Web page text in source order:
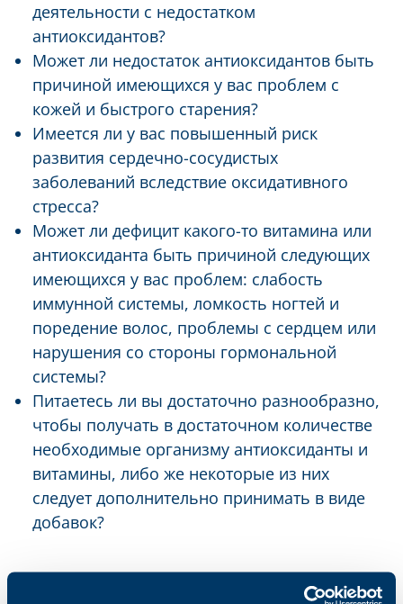
деятельности с недостатком
антиоксидантов?
Может ли недостаток антиоксидантов быть
причиной имеющихся у вас проблем с
кожей и быстрого старения?
Имеется ли у вас повышенный риск
развития сердечно-сосудистых
заболеваний вследствие оксидативного
стресса?
Может ли дефицит какого-то витамина или
антиоксиданта быть причиной следующих
имеющихся у вас проблем: слабость
иммунной системы, ломкость ногтей и
поредение волос, проблемы с сердцем или
нарушения со стороны гормональной
системы?
Питаетесь ли вы достаточно разнообразно,
чтобы получать в достаточном количестве
необходимые организму антиоксиданты и
витамины, либо же некоторые из них
следует дополнительно принимать в виде
добавок?